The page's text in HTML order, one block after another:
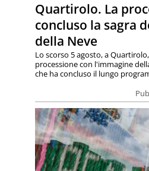
Quartirolo. La
concluso la sagra
della Neve
Lo scorso 5 agosto, a
processione con l'immagine
che ha concluso il lungo